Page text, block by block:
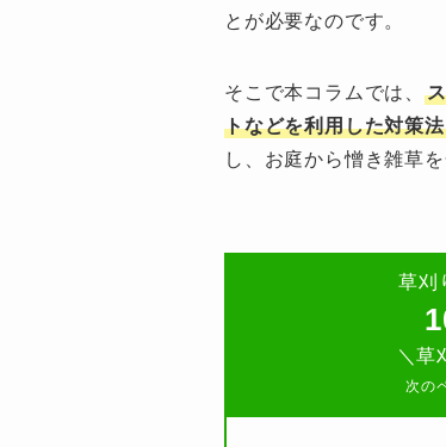
とが必要なのです。
そこで本コラムでは、
トなどを利用した対策法
し、お庭から憎き雑草
草刈
＼草
次の